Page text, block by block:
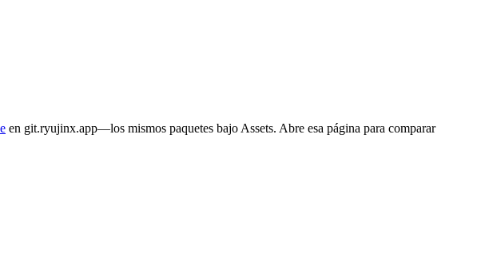
en git.ryujinx.app—los mismos paquetes bajo Assets. Abre esa página para comparar